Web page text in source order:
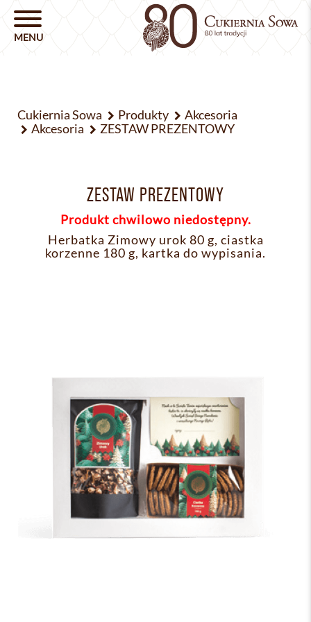
Cukiernia Sowa Produkty
Akcesoria
Akcesoria
ZESTAW PREZENTOWY
ZESTAW PREZENTOWY
Produkt chwilowo niedostępny.
Herbatka Zimowy urok 80 g, ciastka
korzenne 180 g, kartka do wypisania.